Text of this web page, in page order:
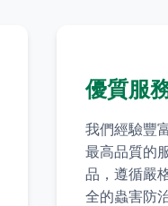
優質服
我們經驗豐
最高品質的
品，遵循嚴
全的蟲害防治